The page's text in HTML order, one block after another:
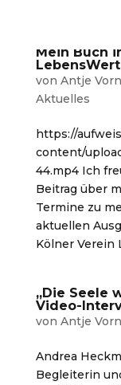
Mein Buch
von Antje
Aktuelles
https://
content/
44.mp4 Ich
Beitrag über
Termine zu
aktuellen
Kölner Verein
„Die Seele
Video-
von Antje
Andrea
Begleiterin